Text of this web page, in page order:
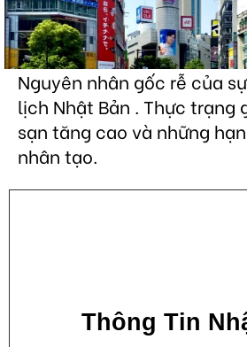
Nguyên nhân gốc rễ của
lịch Nhật Bản . Thực trạng
sạn tăng cao và những
nhân tạo.
Thông Tin